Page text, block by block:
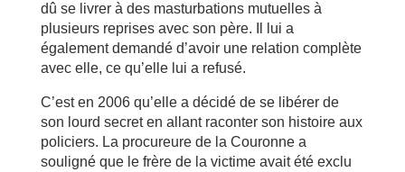
dû se livrer à des masturbations mutuelles à
plusieurs reprises avec son père. Il lui a
également demandé d’avoir une relation complète
avec elle, ce qu’elle lui a refusé.
C’est en 2006 qu’elle a décidé de se libérer de
son lourd secret en allant raconter son histoire aux
policiers. La procureure de la Couronne a
souligné que le frère de la victime avait été exclu